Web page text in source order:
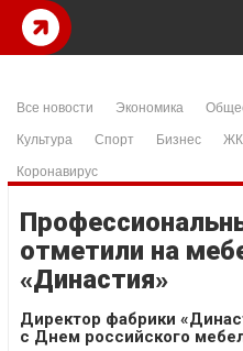
Все новости Экономика
Культура
Спорт Бизнес
Коронавирус
отметили на
«Династия»
Директор фабрики
с Днем российского